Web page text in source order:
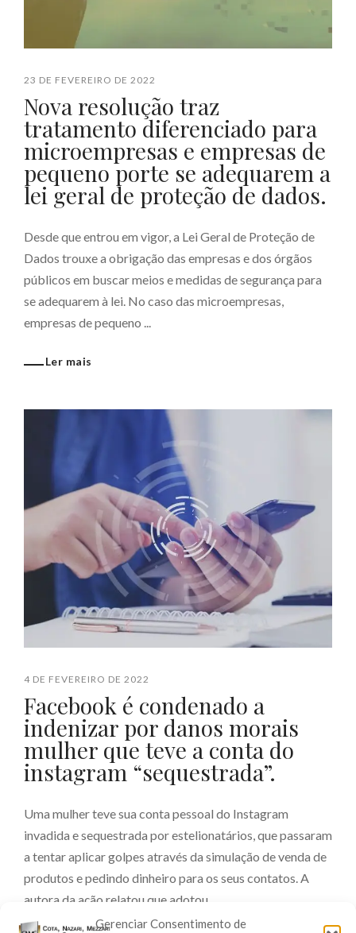
Gerenciar Consentimento de
23 DE FEVEREIRO DE 2022
Nova resolução traz
tratamento diferenciado para
microempresas e empresas de
pequeno porte se adequarem a
lei geral de proteção de dados.
​Desde que entrou em vigor, a Lei Geral de Proteção de
Dados trouxe a obrigação das empresas e dos órgãos
públicos em buscar meios e medidas de segurança para
se adequarem à lei. No caso das microempresas,
empresas de pequeno ...
Ler mais
4 DE FEVEREIRO DE 2022
Facebook é condenado a
indenizar por danos morais
mulher que teve a conta do
instagram “sequestrada”.
Uma mulher teve sua conta pessoal do Instagram
invadida e sequestrada por estelionatários, que passaram
a tentar aplicar golpes através da simulação de venda de
produtos e pedindo dinheiro para os seus contatos. A
autora da ação relatou que adotou ...